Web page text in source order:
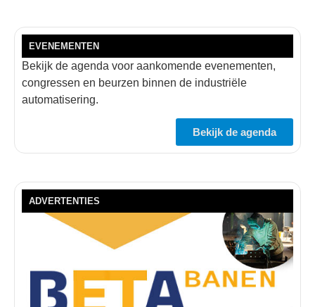
EVENEMENTEN
Bekijk de agenda voor aankomende evenementen,
congressen en beurzen binnen de industriële
automatisering.
Bekijk de agenda
ADVERTENTIES